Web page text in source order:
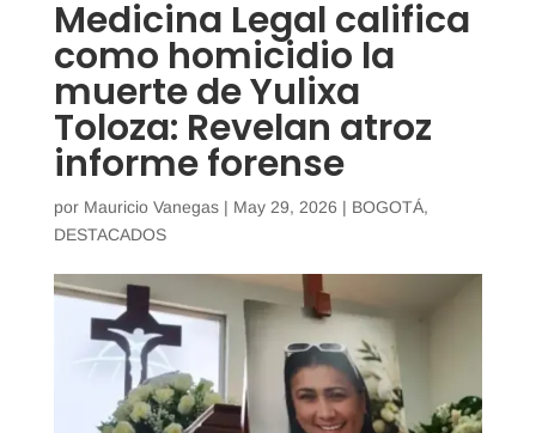
Medicina Legal califica
como homicidio la
muerte de Yulixa
Toloza: Revelan atroz
informe forense
por Mauricio Vanegas| May 29, 2026 | BOGOTÁ,
DESTACADOS